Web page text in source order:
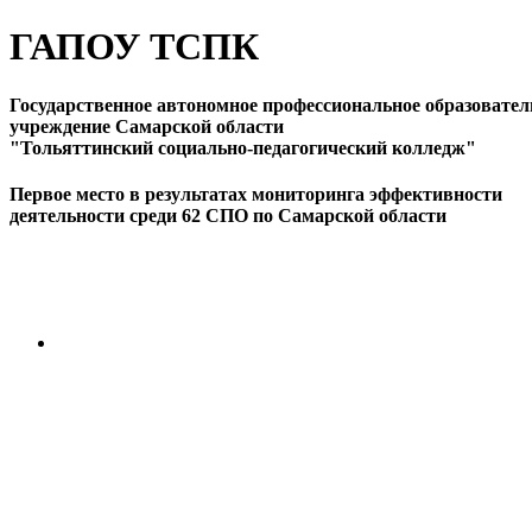
ГАПОУ ТСПК
Государственное автономное профессиональное
учреждение Самарской области
"Тольяттинский социально-педагогический колледж"
Первое место в результатах мониторинга эффективности
деятельности среди 62 СПО по Самарской области